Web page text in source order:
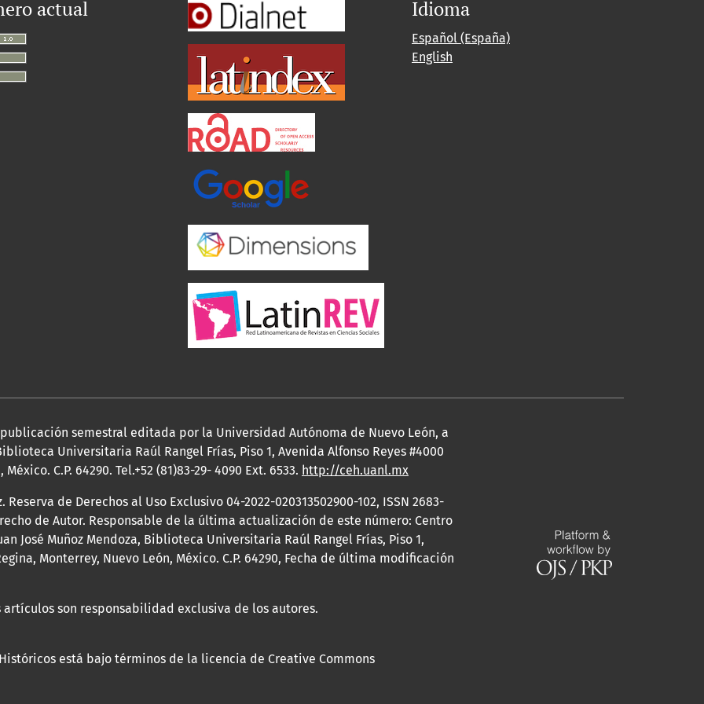
actual Idioma
Español (España)
English
semestral editada por la Universidad Autónoma de Nuevo León, a
Universitaria Raúl Rangel Frías, Piso 1, Avenida Alfonso Reyes #4000
C.P. 64290. Tel.+52 (81)83-29- 4090 Ext. 6533. http://ceh.uanl.mx
de Derechos al Uso Exclusivo 04-2022-020313502900-102, ISSN 2683-
de Autor. Responsable de la última actualización de este número: Centro
José Muñoz Mendoza, Biblioteca Universitaria Raúl Rangel Frías, Piso 1,
Monterrey, Nuevo León, México. C.P. 64290, Fecha de última modificación
son responsabilidad exclusiva de los autores.
está bajo términos de la licencia de Creative Commons